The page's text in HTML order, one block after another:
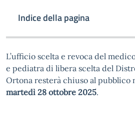
Indice della pagina
L’ufficio scelta e revoca del
e pediatra di libera scelta del
Ortona resterà chiuso al pubblico
martedì 28 ottobre 2025.